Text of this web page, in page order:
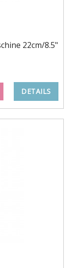
22cm/8.5"
DETAILS